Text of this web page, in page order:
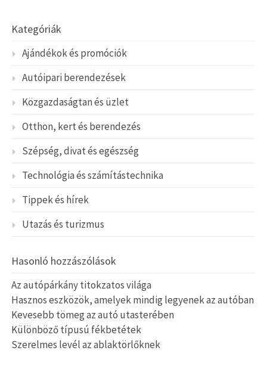
Kategóriák
Ajándékok és promóciók
Autóipari berendezések
Közgazdaságtan és üzlet
Otthon, kert és berendezés
Szépség, divat és egészség
Technológia és számítástechnika
Tippek és hírek
Utazás és turizmus
Hasonló hozzászólások
Az autópárkány titokzatos világa
Hasznos eszközök, amelyek mindig legyenek az autóban
Kevesebb tömeg az autó utasterében
Különböző típusú fékbetétek
Szerelmes levél az ablaktörlőknek